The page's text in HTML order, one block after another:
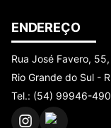
ENDEREÇO
Rua José Favero,
Rio Grande do Sul -
Tel.: (54) 99946-